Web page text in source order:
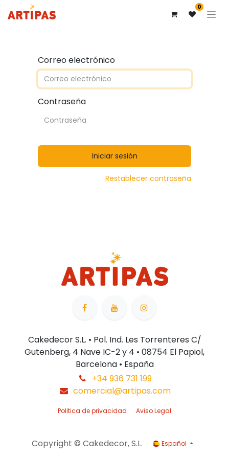
0
Correo electrónico
Contraseña
Iniciar sesión
Restablecer contraseña
Cakedecor S.L. • Pol. Ind. Les Torrenteres C/
Gutenberg, 4 Nave IC-2 y 4 • 08754 El Papiol,
Barcelona • España
+34 936 731 199
comercial@artipas.com
Politica de privacidad Aviso Legal
Copyright © Cakedecor, S.L. Español